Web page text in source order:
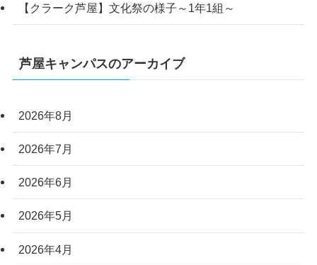
【クラーク芦屋】文化祭の様子～1年1組～
芦屋キャンパスのアーカイブ
2026年8月
2026年7月
2026年6月
2026年5月
2026年4月